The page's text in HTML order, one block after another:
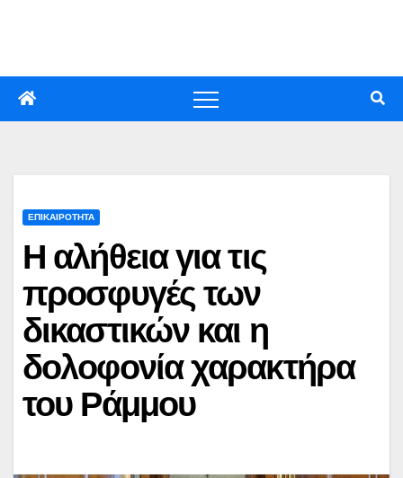
ΕΠΙΚΑΙΡΟΤΗΤΑ
Η αλήθεια για τις
προσφυγές των
δικαστικών και η
δολοφονία χαρακτήρα
του Ράμμου